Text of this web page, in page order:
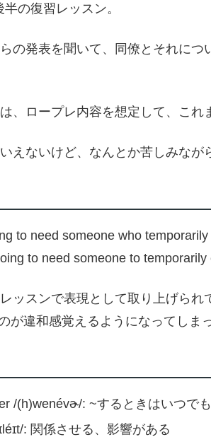
の復習レッスン。
の発表を聞いて、同僚とそれに
、ロープレ内容を想定して、これ
えないけど、なんとか苦しみなが
to need someone who
to need someone to
ッスンで表現として取り上げら
が違和感覚えるようになってしま
/(h)wenévɚ/: ~するときはいつでも
: 関係させる、影響がある